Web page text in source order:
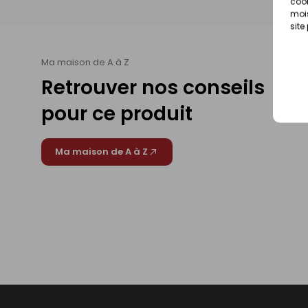
site
Ma maison de A à Z
Retrouver nos conseils
pour ce produit
Ma maison de A à Z